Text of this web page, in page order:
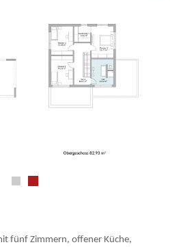
fünf Zimmern, offener Küche,